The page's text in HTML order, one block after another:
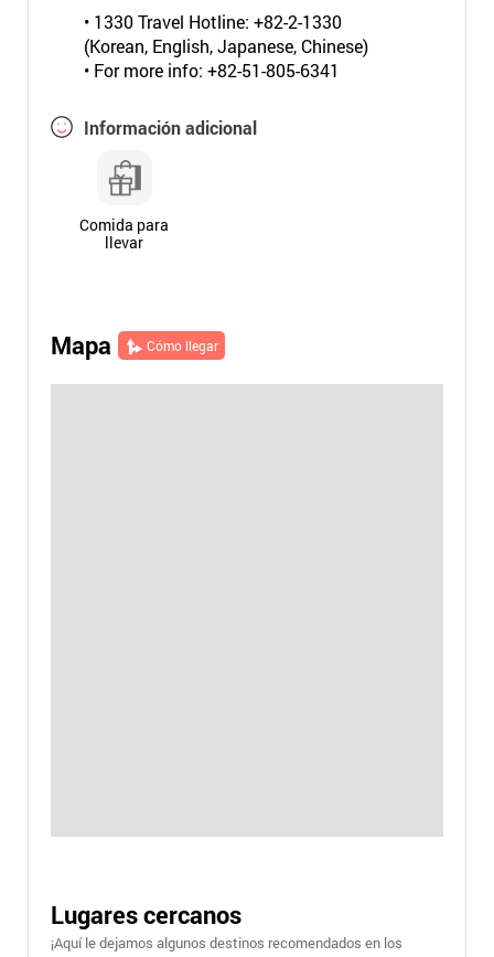
• 1330 Travel Hotline: +82-2-1330
(Korean, English, Japanese, Chinese)
• For more info: +82-51-805-6341
Información adicional
Comida para
llevar
Mapa Cómo llegar
Lugares cercanos
¡Aquí le dejamos algunos destinos recomendados en los